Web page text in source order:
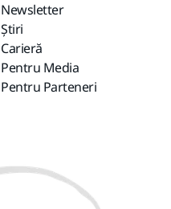
Newsletter
Știri
Carieră
Pentru Media
Pentru Parteneri